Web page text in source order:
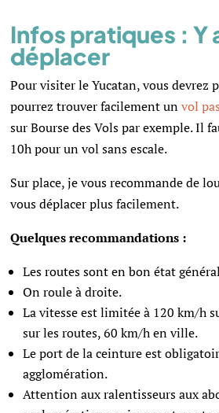
Infos pratiques : Y
déplacer
Pour visiter le Yucatan, vous devrez
pourrez trouver facilement unvol
sur Bourse des Vols par exemple. Il
10h pour un vol sans escale.
Sur place, je vous recommande de
vous déplacer plus facilement.
Quelques recommandations :
Les routes sont en bon état
On roule à droite.
La vitesse est limitée à 120 km/h
sur les routes, 60 km/h en ville.
Le port de la ceinture est
agglomération.
Attention aux ralentisseurs aux